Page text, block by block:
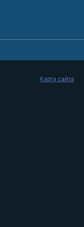
Карта сайта